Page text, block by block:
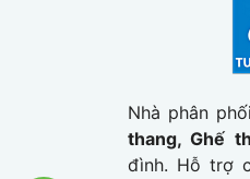
Nhà phân
thang, Ghế
đình. Hỗ trợ